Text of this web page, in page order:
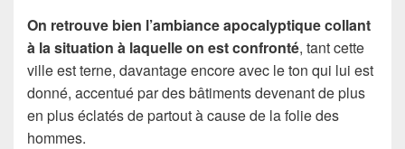
On retrouve bien l’ambiance apocalyptique collant
à la situation à laquelle on est confronté, tant cette
ville est terne, davantage encore avec le ton qui lui est
donné, accentué par des bâtiments devenant de plus
en plus éclatés de partout à cause de la folie des
hommes.